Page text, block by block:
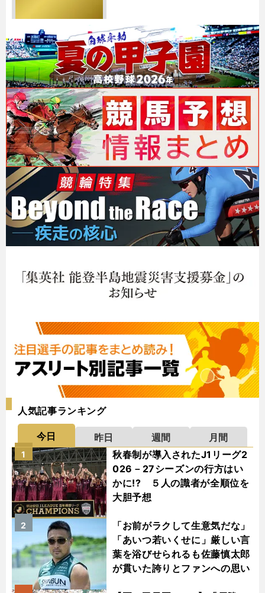
人気記事ランキング
今日 昨日 週間
月間
秋春制が導入されたJ1リーグ2
026－27シーズンの行方はい
かに!? ５人の識者が全順位を
大胆予想
1
「お前がラクして生意気だな」
「あいつ若いくせに」厳しい言
葉を浴びせられるも佐藤慎太郎
が貫いた誇りとファンへの思い
2